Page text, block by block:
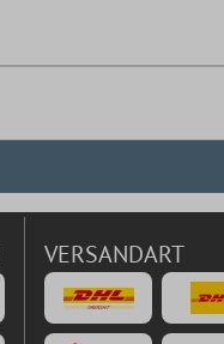
VERSANDART